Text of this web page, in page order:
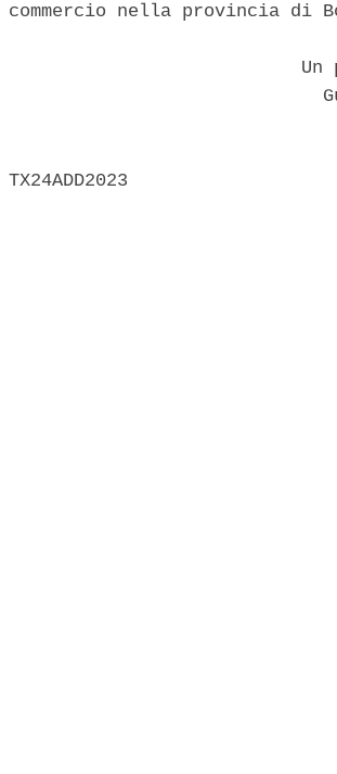
commercio nella provincia di
Un